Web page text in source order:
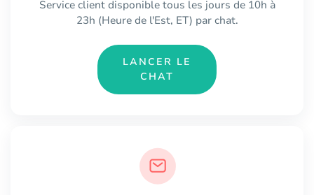
Service client disponible tous les jours de 10h à
23h (Heure de l'Est, ET) par chat.
LANCER LE
CHAT